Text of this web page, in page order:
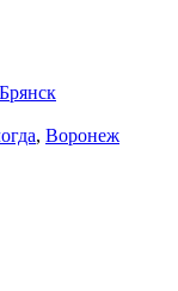
Брянск
, Воронеж